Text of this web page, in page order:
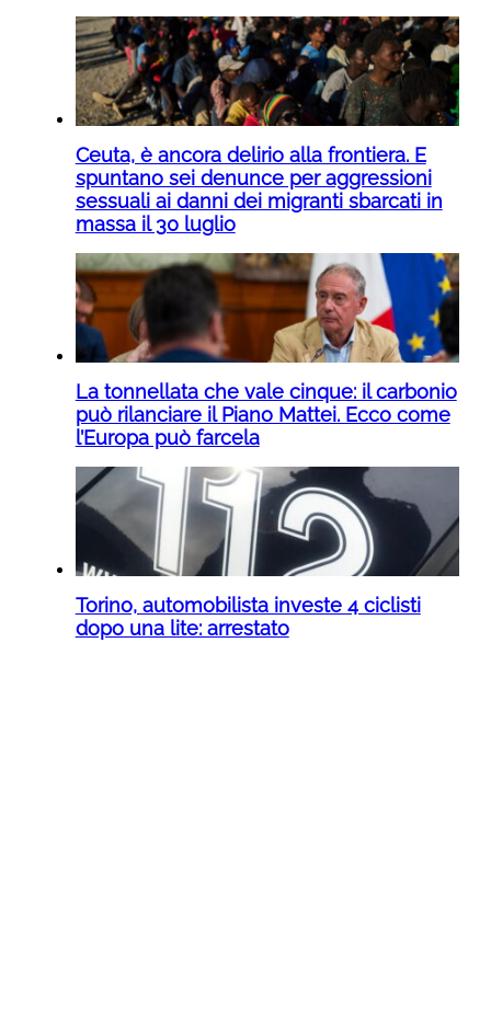
Ceuta, è ancora delirio alla frontiera. E
spuntano sei denunce per aggressioni
sessuali ai danni dei migranti sbarcati in
massa il 30 luglio
La tonnellata che vale cinque: il carbonio
può rilanciare il Piano Mattei. Ecco come
l’Europa può farcela
Torino, automobilista investe 4 ciclisti
dopo una lite: arrestato